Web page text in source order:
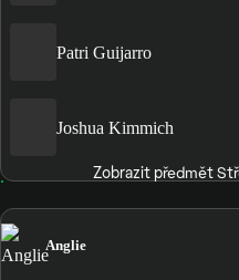
Patri Guijarro
Joshua Kimmich
Zobrazit předmět
Anglie